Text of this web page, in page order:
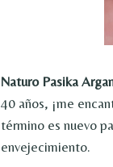
Naturo Pasika
40 años, ¡me
término es nuevo
envejecimiento.